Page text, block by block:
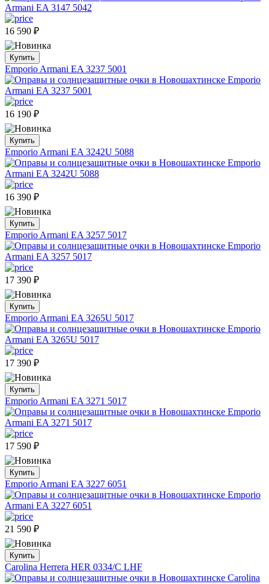
16 590 ₽
Купить
Emporio Armani EA 3237 5001
16 190 ₽
Купить
Emporio Armani EA 3242U 5088
16 390 ₽
Купить
Emporio Armani EA 3257 5017
17 390 ₽
Купить
Emporio Armani EA 3265U 5017
17 390 ₽
Купить
Emporio Armani EA 3271 5017
17 590 ₽
Купить
Emporio Armani EA 3227 6051
21 590 ₽
Купить
Carolina Herrera HER 0334/C LHF